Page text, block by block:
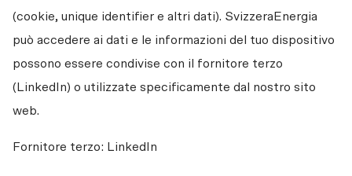
(cookie, unique identifier e altri dati). SvizzeraEnergia
può accedere ai dati e le informazioni del tuo dispositivo
possono essere condivise con il fornitore terzo
(LinkedIn) o utilizzate specificamente dal nostro sito
web.
Fornitore terzo: LinkedIn